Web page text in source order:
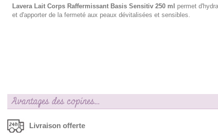
Lavera Lait Corps Raffermissant Basis Sensitiv 250 ml
permet
et d'apporter de la fermeté aux peaux dévitalisées et sensibles.
Avantages des copines…
Livraison offerte